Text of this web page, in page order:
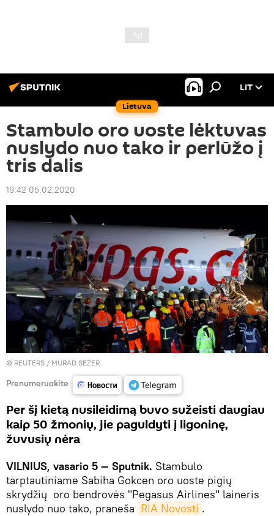
Lietuva
LIT
Stambulo oro uoste lėktuvas
nuslydo nuo tako ir perlūžo į
tris dalis
19:42 05.02.2020
© REUTERS / MURAD SEZER
Prenumeruokite
Per šį kietą nusileidimą buvo sužeisti daugiau
kaip 50 žmonių, jie paguldyti į ligoninę,
žuvusių nėra
VILNIUS, vasario 5 — Sputnik. Stambulo
tarptautiniame Sabiha Gokcen oro uoste pigių
skrydžių oro bendrovės "Pegasus Airlines" laineris
nuslydo nuo tako, praneša RIA Novosti .